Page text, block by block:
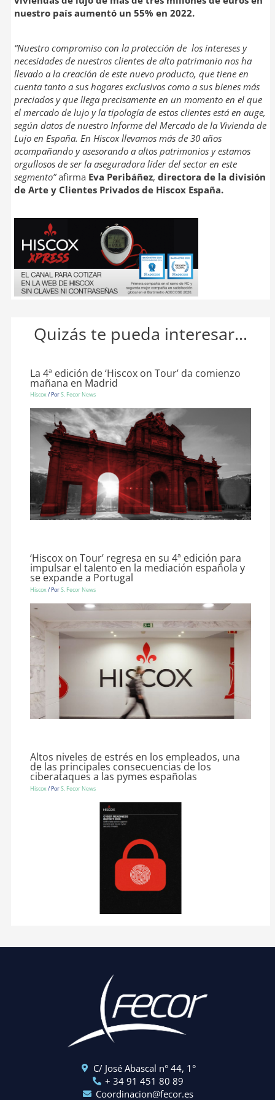
nuestro país aumentó un 55% en 2022.
“Nuestro compromiso con la protección de los intereses y
necesidades de nuestros clientes de alto patrimonio nos ha
llevado a la creación de este nuevo producto, que tiene en
cuenta tanto a sus hogares exclusivos como a sus bienes más
preciados y que llega precisamente en un momento en el que
el mercado de lujo y la tipología de estos clientes está en auge,
según datos de nuestro Informe del Mercado de la Vivienda de
Lujo en España. En Hiscox llevamos más de 30 años
acompañando y asesorando a altos patrimonios y estamos
orgullosos de ser la aseguradora líder del sector en este
segmento”afirma Eva Peribáñez, directora de la división
de Arte y Clientes Privados de Hiscox España.
Quizás te pueda interesar...
La 4ª edición de ‘Hiscox on Tour’ da comienzo
mañana en Madrid
Hiscox/ PorS. Fecor News
‘Hiscox on Tour’ regresa en su 4ª edición para
impulsar el talento en la mediación española y
se expande a Portugal
Hiscox/ PorS. Fecor News
Altos niveles de estrés en los empleados, una
de las principales consecuencias de los
ciberataques a las pymes españolas
Hiscox/ PorS. Fecor News
C/ José Abascal n° 44, 1°
+ 34 91 451 80 89
Coordinacion@fecor.es